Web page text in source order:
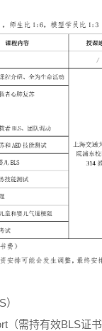
（需持有效BLS证